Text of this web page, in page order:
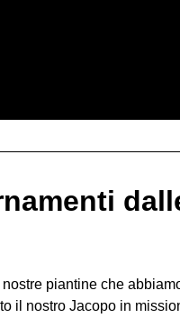
piantine che
il nostro Jacopo in